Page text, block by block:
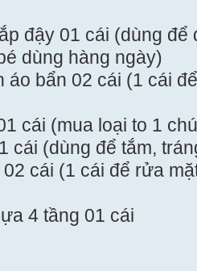
đậy 01 cái (dùng để
dùng hàng ngày)
áo bẩn 02 cái (1 cái
cái (mua loại to 1
cái (dùng để tắm,
cái (1 cái để rửa
4 tầng 01 cái